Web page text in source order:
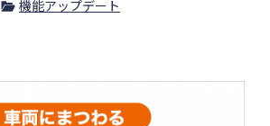
機能アップデート